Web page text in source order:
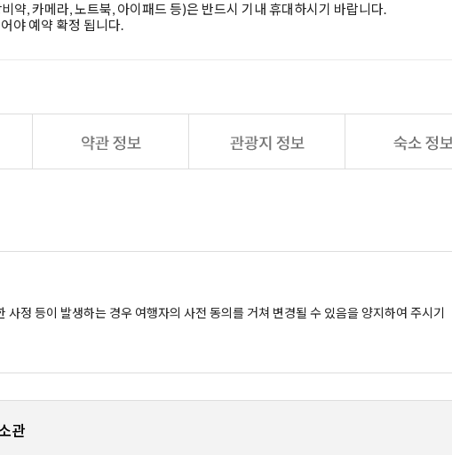
약, 카메라, 노트북, 아이패드 등)은 반드시 기내 휴대하시기 바랍니다.
야 예약 확정 됩니다.
사정 등이 발생하는 경우 여행자의 사전 동의를 거쳐 변경될 수 있음을 양지하여 주시기
관